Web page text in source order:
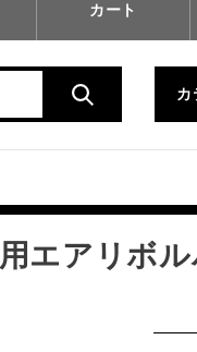
カート
カ
エアリボル